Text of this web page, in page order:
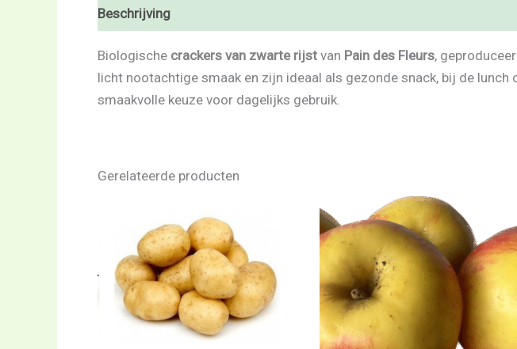
Beschrijving
Biologische crackers van zwarte rijst van Pain des Fleurs,
licht nootachtige smaak en zijn ideaal als gezonde snack, bij de
smaakvolle keuze voor dagelijks gebruik.
Gerelateerde producten